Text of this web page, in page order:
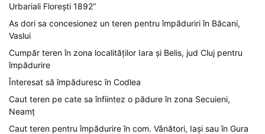
Urbariali Florești 1892”
As dori sa concesionez un teren pentru împăduriri în Băcani,
Vaslui
Cumpăr teren în zona localităților Iara și Belis, jud Cluj pentru
împădurire
Înteresat să împăduresc în Codlea
Caut teren pe cate sa înfiintez o pădure în zona Secuieni,
Neamț
Caut teren pentru împădurire în com. Vânători, Iași sau în Gura